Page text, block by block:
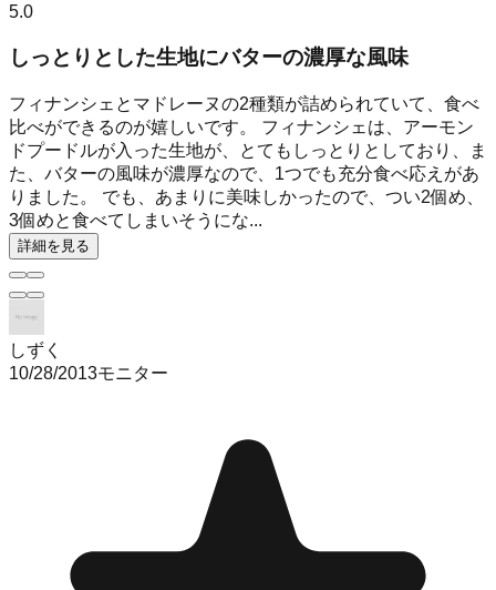
5.0
しっとりとした生地にバターの濃厚な風味
フィナンシェとマドレーヌの2種類が詰められていて、食べ
比べができるのが嬉しいです。 フィナンシェは、アーモン
ドプードルが入った生地が、とてもしっとりとしており、ま
た、バターの風味が濃厚なので、1つでも充分食べ応えがあ
りました。 でも、あまりに美味しかったので、つい2個め、
3個めと食べてしまいそうにな...
詳細を見る
しずく
10/28/2013モニター